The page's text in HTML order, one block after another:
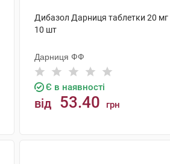
Дибазол Дарниця таблетки 20 мг
10 шт
Дарниця ФФ
Є в наявності
від 53.40 грн